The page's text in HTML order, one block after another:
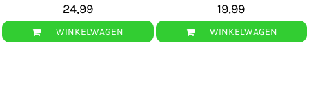
24,99
WINKELWAGEN
19,99
WINKELWAGEN